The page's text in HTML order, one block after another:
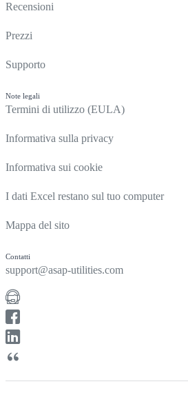
Recensioni
Prezzi
Supporto
Note legali
Termini di utilizzo (EULA)
Informativa sulla privacy
Informativa sui cookie
I dati Excel restano sul tuo computer
Mappa del sito
Contatti
support@asap-utilities.com